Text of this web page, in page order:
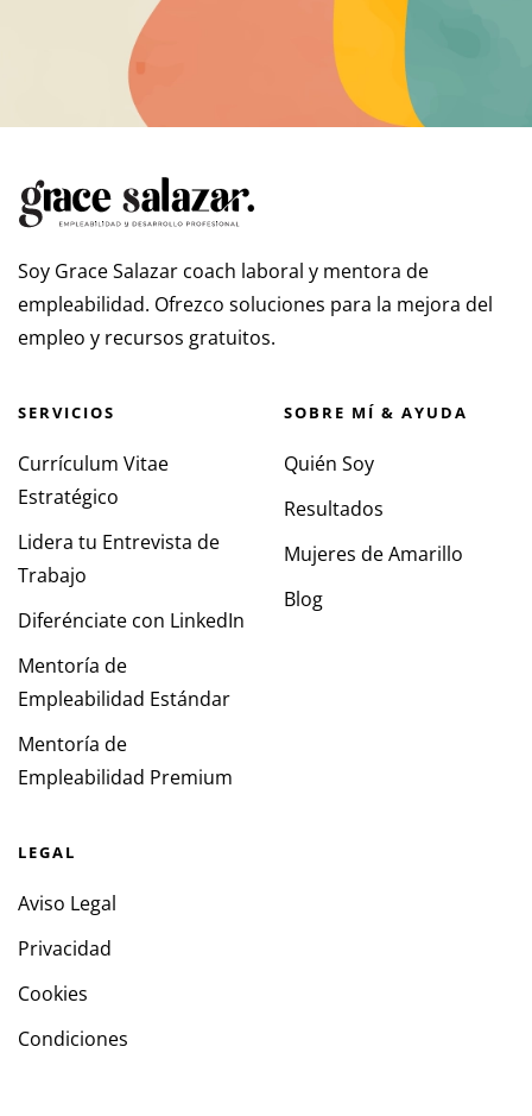
Soy Grace Salazar coach laboral y mentora de
empleabilidad. Ofrezco soluciones para la mejora del
empleo y recursos gratuitos.
SERVICIOS
Currículum Vitae
Estratégico
Lidera tu Entrevista de
Trabajo
Diferénciate con LinkedIn
Mentoría de
Empleabilidad Estándar
Mentoría de
Empleabilidad Premium
SOBRE MÍ & AYUDA
Quién Soy
Resultados
Mujeres de Amarillo
Blog
LEGAL
Aviso Legal
Privacidad
Cookies
Condiciones